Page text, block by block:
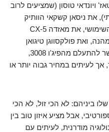
ויונדאי טוסון (שמציעים לרוב
את ניסאן קשקאי הוותיק
והמוכח, את סקודה קארוק היעיל והשימושי, את מאזדה CX-5
ואת פולקסווגן טיגואן
היוקרתי והיקר יותר. וכמובן, אי אפשר להתעלם מהפיג'ו 3008,
אך לעיתים במחיר גבוה יותר או
ביניהם: לא הכי זול, לא הכי
אבל מציע איזון טוב בין
מודרנית, לעיתים עם